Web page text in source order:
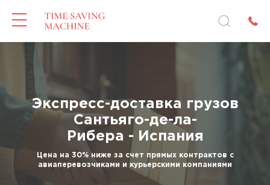
Экспресс-доставка грузов
Сантьяго-де-ла-
Рибера - Испания
Цена на 30% ниже за счет прямых контрактов с
авиаперевозчиками и курьерскими компаниями